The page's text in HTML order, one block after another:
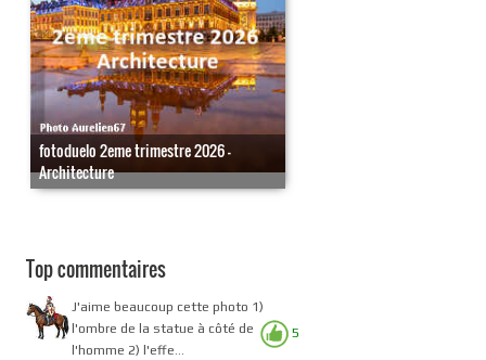
fotoduelo 2eme trimestre 2026 -
Architecture
Top commentaires
5
J'aime beaucoup cette photo 1)
l'ombre de la statue à côté de
l'homme 2) l'effe...